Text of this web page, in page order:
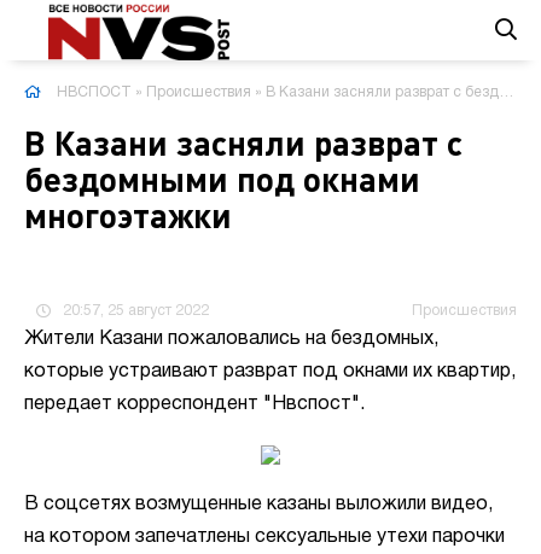
НВСПОСТ » Происшествия » В Казани засняли разврат с бездомными под окнами многоэтажки
В Казани засняли разврат с
бездомными под окнами
многоэтажки
20:57, 25 август 2022 Происшествия
Жители Казани пожаловались на бездомных,
которые устраивают разврат под окнами их квартир,
передает корреспондент "Нвспост".
В соцсетях возмущенные казаны выложили видео,
на котором запечатлены сексуальные утехи парочки